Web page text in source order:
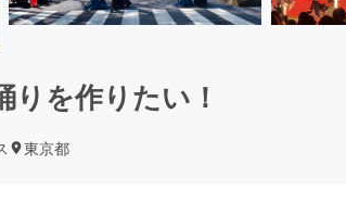
を作りたい！
東京都